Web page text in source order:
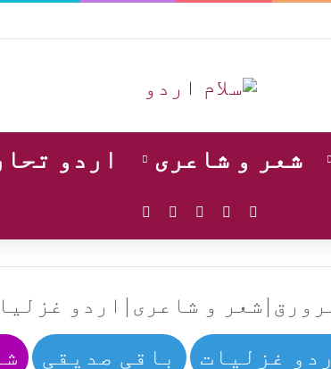
شعر و شاعری اردو
Facebook
YouTube
Instagram
| شعر و شاعری | اردو
غزلیات باقی صدیقی